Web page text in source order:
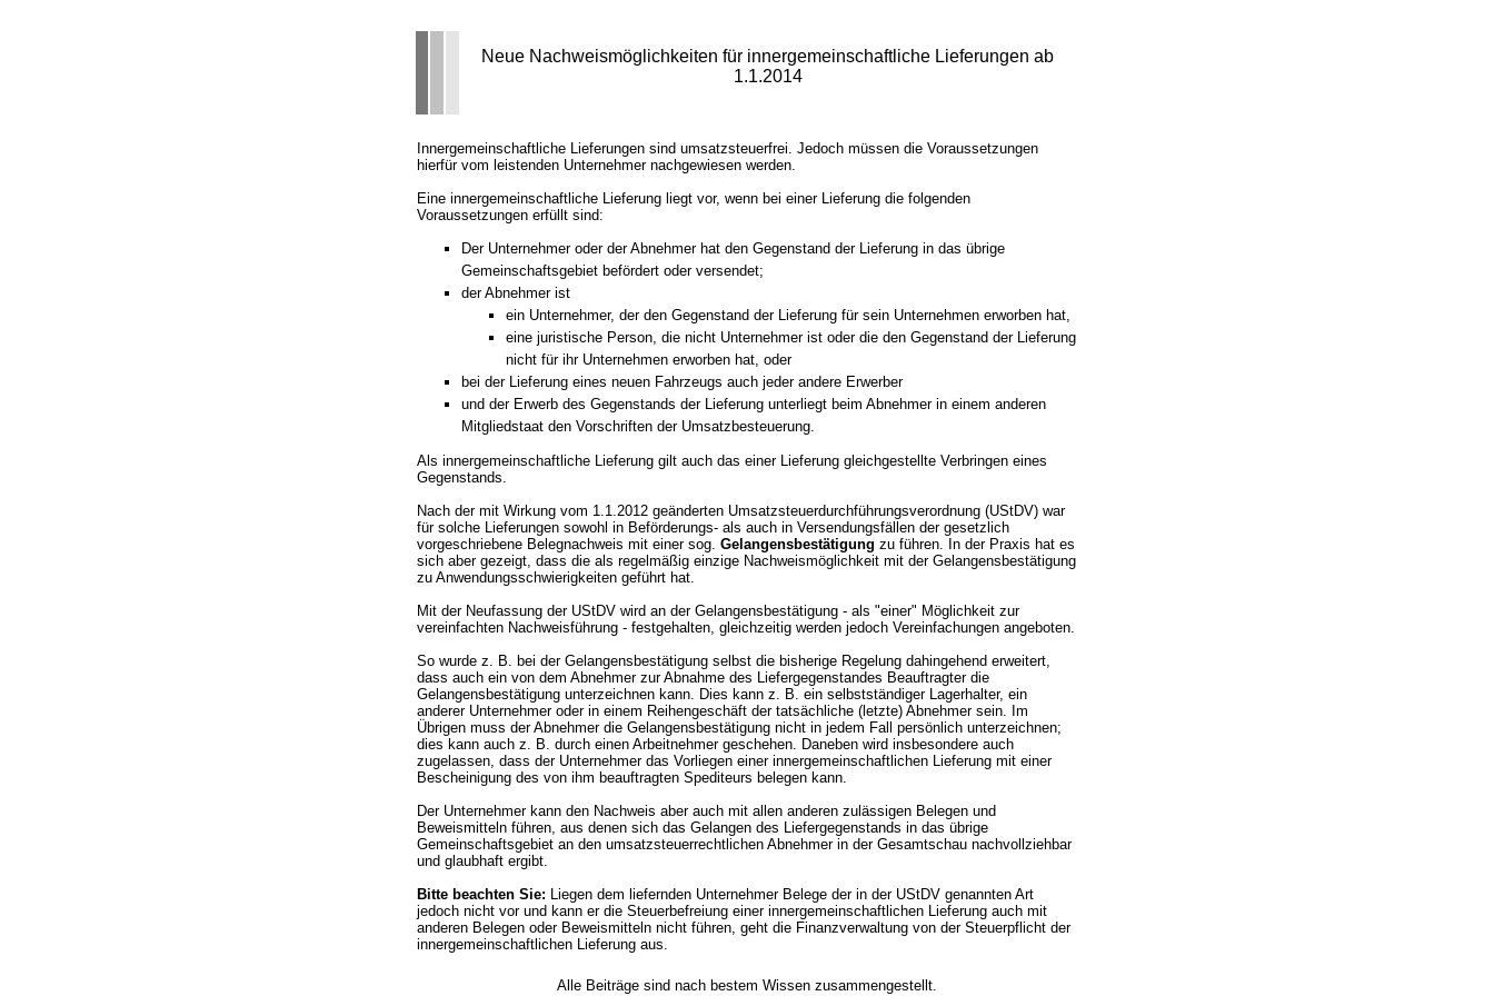
Neue Nachweismöglichkeiten für innergemeinschaftliche Lieferungen ab
1.1.2014
Innergemeinschaftliche Lieferungen sind umsatzsteuerfrei. Jedoch müssen die Voraussetzungen
hierfür vom leistenden Unternehmer nachgewiesen werden.
Eine innergemeinschaftliche Lieferung liegt vor, wenn bei einer Lieferung die folgenden
Voraussetzungen erfüllt sind:
Der Unternehmer oder der Abnehmer hat den Gegenstand der Lieferung in das übrige
Gemeinschaftsgebiet befördert oder versendet;
der Abnehmer ist
ein Unternehmer, der den Gegenstand der Lieferung für sein Unternehmen erworben hat,
eine juristische Person, die nicht Unternehmer ist oder die den Gegenstand der Lieferung
nicht für ihr Unternehmen erworben hat, oder
bei der Lieferung eines neuen Fahrzeugs auch jeder andere Erwerber
und der Erwerb des Gegenstands der Lieferung unterliegt beim Abnehmer in einem anderen
Mitgliedstaat den Vorschriften der Umsatzbesteuerung.
Als innergemeinschaftliche Lieferung gilt auch das einer Lieferung gleichgestellte Verbringen eines
Gegenstands.
Nach der mit Wirkung vom 1.1.2012 geänderten Umsatzsteuerdurchführungsverordnung (UStDV) war
für solche Lieferungen sowohl in Beförderungs- als auch in Versendungsfällen der gesetzlich
vorgeschriebene Belegnachweis mit einer sog. Gelangensbestätigung zu führen. In der Praxis hat es
sich aber gezeigt, dass die als regelmäßig einzige Nachweismöglichkeit mit der Gelangensbestätigung
zu Anwendungsschwierigkeiten geführt hat.
Mit der Neufassung der UStDV wird an der Gelangensbestätigung - als "einer" Möglichkeit zur
vereinfachten Nachweisführung - festgehalten, gleichzeitig werden jedoch Vereinfachungen angeboten.
So wurde z. B. bei der Gelangensbestätigung selbst die bisherige Regelung dahingehend erweitert,
dass auch ein von dem Abnehmer zur Abnahme des Liefergegenstandes Beauftragter die
Gelangensbestätigung unterzeichnen kann. Dies kann z. B. ein selbstständiger Lagerhalter, ein
anderer Unternehmer oder in einem Reihengeschäft der tatsächliche (letzte) Abnehmer sein. Im
Übrigen muss der Abnehmer die Gelangensbestätigung nicht in jedem Fall persönlich unterzeichnen;
dies kann auch z. B. durch einen Arbeitnehmer geschehen. Daneben wird insbesondere auch
zugelassen, dass der Unternehmer das Vorliegen einer innergemeinschaftlichen Lieferung mit einer
Bescheinigung des von ihm beauftragten Spediteurs belegen kann.
Der Unternehmer kann den Nachweis aber auch mit allen anderen zulässigen Belegen und
Beweismitteln führen, aus denen sich das Gelangen des Liefergegenstands in das übrige
Gemeinschaftsgebiet an den umsatzsteuerrechtlichen Abnehmer in der Gesamtschau nachvollziehbar
und glaubhaft ergibt.
Bitte beachten Sie: Liegen dem liefernden Unternehmer Belege der in der UStDV genannten Art
jedoch nicht vor und kann er die Steuerbefreiung einer innergemeinschaftlichen Lieferung auch mit
anderen Belegen oder Beweismitteln nicht führen, geht die Finanzverwaltung von der Steuerpflicht der
innergemeinschaftlichen Lieferung aus.
Alle Beiträge sind nach bestem Wissen zusammengestellt.